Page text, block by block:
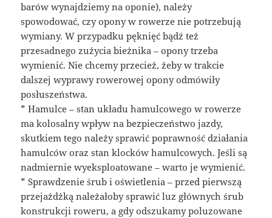
barów wynajdziemy na oponie), należy
spowodować, czy opony w rowerze nie potrzebują
wymiany. W przypadku pęknięć bądź też
przesadnego zużycia bieżnika – opony trzeba
wymienić. Nie chcemy przecież, żeby w trakcie
dalszej wyprawy rowerowej opony odmówiły
posłuszeństwa.
* Hamulce – stan układu hamulcowego w rowerze
ma kolosalny wpływ na bezpieczeństwo jazdy,
skutkiem tego należy sprawić poprawność działania
hamulców oraz stan klocków hamulcowych. Jeśli są
nadmiernie wyeksploatowane – warto je wymienić.
* Sprawdzenie śrub i oświetlenia – przed pierwszą
przejażdżką należałoby sprawić luz głównych śrub
konstrukcji roweru, a gdy odszukamy poluzowane